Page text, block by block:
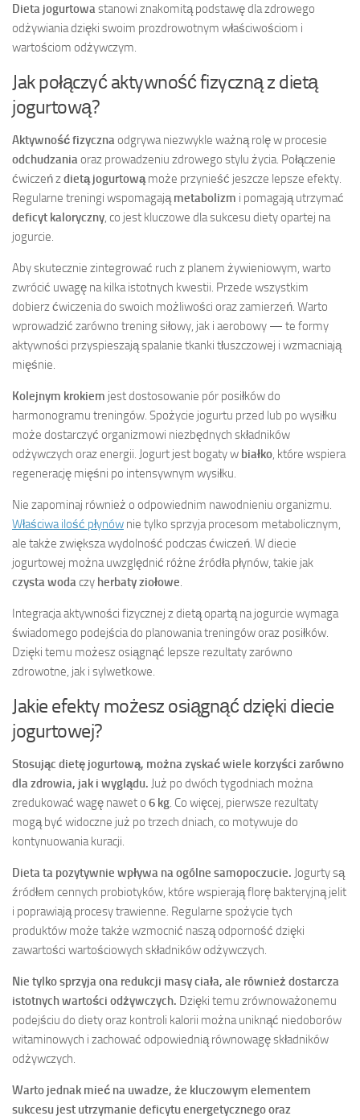
Dieta jogurtowa stanowi znakomitą podstawę dla zdrowego
odżywiania dzięki swoim prozdrowotnym właściwościom i
wartościom odżywczym.
Jak połączyć aktywność fizyczną z dietą
jogurtową?
Aktywność fizyczna odgrywa niezwykle ważną rolę w procesie
odchudzania oraz prowadzeniu zdrowego stylu życia. Połączenie
ćwiczeń zdietą jogurtową może przynieść jeszcze lepsze efekty.
Regularne treningi wspomagają metabolizm i pomagają utrzymać
deficyt kaloryczny , co jest kluczowe dla sukcesu diety opartej na
jogurcie.
Aby skutecznie zintegrować ruch z planem żywieniowym, warto
zwrócić uwagę na kilka istotnych kwestii. Przede wszystkim
dobierz ćwiczenia do swoich możliwości oraz zamierzeń. Warto
wprowadzić zarówno trening siłowy, jak i aerobowy — te formy
aktywności przyspieszają spalanie tkanki tłuszczowej i wzmacniają
mięśnie.
Kolejnym krokiem jest dostosowanie pór posiłków do
harmonogramu treningów. Spożycie jogurtu przed lub po wysiłku
może dostarczyć organizmowi niezbędnych składników
odżywczych oraz energii. Jogurt jest bogaty w białko , które wspiera
regenerację mięśni po intensywnym wysiłku.
Nie zapominaj również o odpowiednim nawodnieniu organizmu.
Właściwa ilość płynów nie tylko sprzyja procesom metabolicznym,
ale także zwiększa wydolność podczas ćwiczeń. W diecie
jogurtowej można uwzględnić różne źródła płynów, takie jak
czysta woda czy herbaty ziołowe
Integracja aktywności fizycznej z dietą opartą na jogurcie wymaga
świadomego podejścia do planowania treningów oraz posiłków.
Dzięki temu możesz osiągnąć lepsze rezultaty zarówno
zdrowotne, jak i sylwetkowe.
Jakie efekty możesz osiągnąć dzięki diecie
jogurtowej?
Stosując dietę jogurtową, można zyskać wiele korzyści zarówno
dla zdrowia, jak i wyglądu. Już po dwóch tygodniach można
zredukować wagę nawet o 6 kg . Co więcej, pierwsze rezultaty
mogą być widoczne już po trzech dniach, co motywuje do
kontynuowania kuracji.
Dieta ta pozytywnie wpływa na ogólne samopoczucie. Jogurty są
źródłem cennych probiotyków, które wspierają florę bakteryjną jelit
i poprawiają procesy trawienne. Regularne spożycie tych
produktów może także wzmocnić naszą odporność dzięki
zawartości wartościowych składników odżywczych.
Nie tylko sprzyja ona redukcji masy ciała, ale również dostarcza
istotnych wartości odżywczych. Dzięki temu zrównoważonemu
podejściu do diety oraz kontroli kalorii można uniknąć niedoborów
witaminowych i zachować odpowiednią równowagę składników
odżywczych.
Warto jednak mieć na uwadze, że kluczowym elementem
sukcesu jest utrzymanie deficytu energetycznego oraz